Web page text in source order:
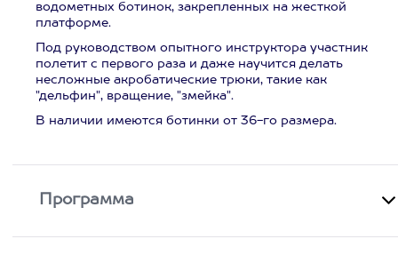
водометных ботинок, закрепленных на жесткой
платформе.
Под руководством опытного инструктора участник
полетит с первого раза и даже научится делать
несложные акробатические трюки, такие как
"дельфин", вращение, "змейка".
В наличии имеются ботинки от 36-го размера.
Программа